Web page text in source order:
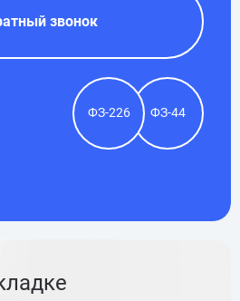
звонок
ФЗ-226 ФЗ-44